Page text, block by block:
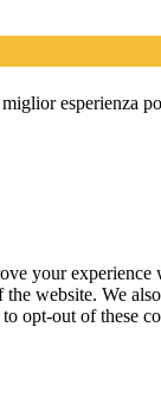
esperienza
your experience
website. We
opt-out of these